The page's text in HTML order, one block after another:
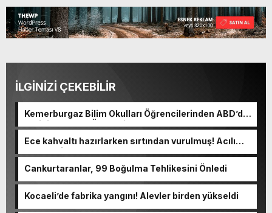
İLGİNİZİ ÇEKEBİLİR
Kemerburgaz Bilim Okulları Öğrencilerinden ABD’de
Tarihi Başarı: 6 Öğrenci 14 Madalya Kazandı
Ece kahvaltı hazırlarken sırtından vurulmuş! Acılı
anne: Evime patates almak haram
Cankurtaranlar, 99 Boğulma Tehlikesini Önledi
Kocaeli’de fabrika yangını! Alevler birden yükseldi